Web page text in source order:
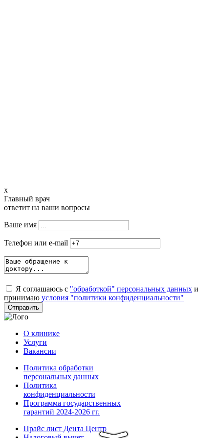
x
Главный врач
ответит на ваши вопросы
Ваше имя
Телефон или e-mail
Я соглашаюсь с "обработкой" персональных данных и
принимаю условия "политики конфиденциальности"
О клинике
Услуги
Вакансии
Политика обработки
персональных данных
Политика
конфиденциальности
Программа государственных
гарантий 2024-2026 гг.
Прайс лист Дента Центр